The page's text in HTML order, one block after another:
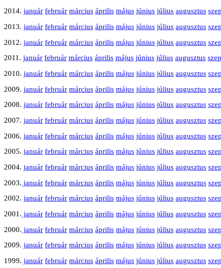
2014. január február március április május június július augusztus
2013. január február március április május június július augusztus
2012. január február március április május június július augusztus
2011. január február március április május június július augusztus
2010. január február március április május június július augusztus
2009. január február március április május június július augusztus
2008. január február március április május június július augusztus
2007. január február március április május június július augusztus
2006. január február március április május június július augusztus
2005. január február március április május június július augusztus
2004. január február március április május június július augusztus
2003. január február március április május június július augusztus
2002. január február március április május június július augusztus
2001. január február március április május június július augusztus
2000. január február március április május június július augusztus
2009. január február március április május június július augusztus
1999. január február március április május június július augusztus